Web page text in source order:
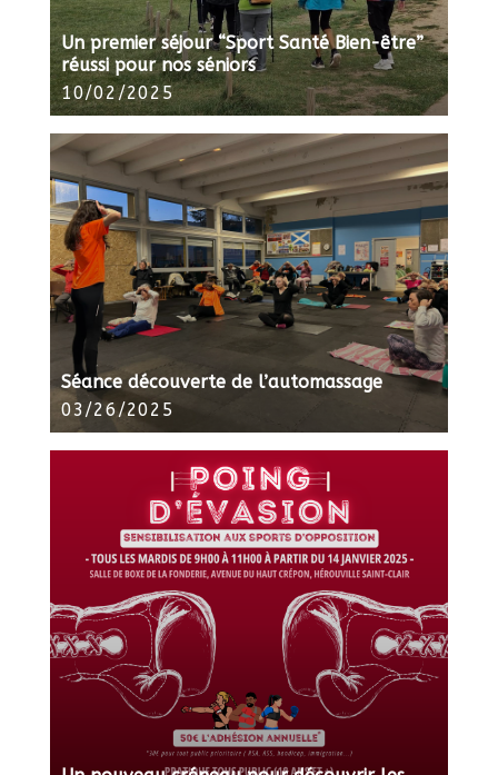
Un premier séjour “Sport Santé Bien-être”
réussi pour nos séniors
10/02/2025
Séance découverte de l’automassage
03/26/2025